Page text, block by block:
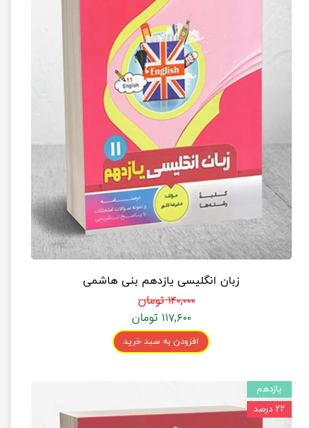
زبان انگلیسی یازدهم بنی هاشمی
۱۴۰,۰۰۰ تومان
۱۱۷,۶۰۰ تومان
افزودن به سبد خرید
یازدهم
۲۲ درصد